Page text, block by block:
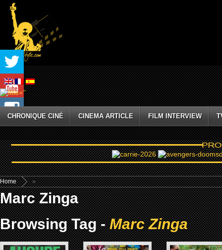
CHRONIQUE CINÉ CINEMA ARTICLE FILM INTERVIEW
Home »
Marc Zinga
Browsing Tag -Marc Zinga